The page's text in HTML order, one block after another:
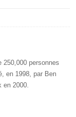
250,000 personnes
en 1998, par Ben
en 2000.